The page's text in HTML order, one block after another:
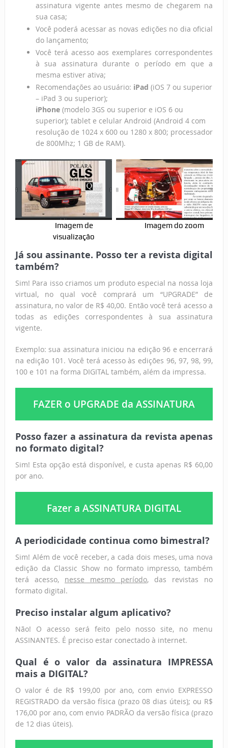
assinatura vigente antes mesmo de chegarem na
sua casa;
Você poderá acessar as novas edições no dia oficial
do lançamento;
Você terá acesso aos exemplares correspondentes
à sua assinatura durante o período em que a
mesma estiver ativa;
Recomendações ao usuário: iPad (iOS 7 ou superior
– iPad 3 ou superior);
iPhone(modelo 3GS ou superior e iOS 6 ou
superior); tablet e celular Android (Android 4 com
resolução de 1024 x 600 ou 1280 x 800; processador
de 800Mhz; 1 GB de RAM).
Imagem de
visualização
Imagem do zoom
Já sou assinante. Posso ter a revista digital
também?
Sim! Para isso criamos um produto especial na nossa loja
virtual, no qual você comprará um “UPGRADE” de
assinatura, no valor de R$ 40,00. Então você terá acesso a
todas as edições correspondentes à sua assinatura
vigente.
Exemplo: sua assinatura iniciou na edição 96 e encerrará
na edição 101. Você terá acesso às edições 96, 97, 98, 99,
100 e 101 na forma DIGITAL também, além da impressa.
FAZER o UPGRADE da ASSINATURA
Posso fazer a assinatura da revista apenas
no formato digital?
Sim! Esta opção está disponível, e custa apenas R$ 60,00
por ano.
Fazer a ASSINATURA DIGITAL
A periodicidade continua como bimestral?
Sim! Além de você receber, a cada dois meses, uma nova
edição da Classic Show no formato impresso, também
terá acesso, nesse mesmo período, das revistas no
formato digital.
Preciso instalar algum aplicativo?
Não! O acesso será feito pelo nosso site, no menu
ASSINANTES. É preciso estar conectado à internet.
Qual é o valor da assinatura IMPRESSA
mais a DIGITAL?
O valor é de R$ 199,00 por ano, com envio EXPRESSO
REGISTRADO da versão física (prazo 08 dias úteis); ou R$
176,00 por ano, com envio PADRÃO da versão física (prazo
de 12 dias úteis).